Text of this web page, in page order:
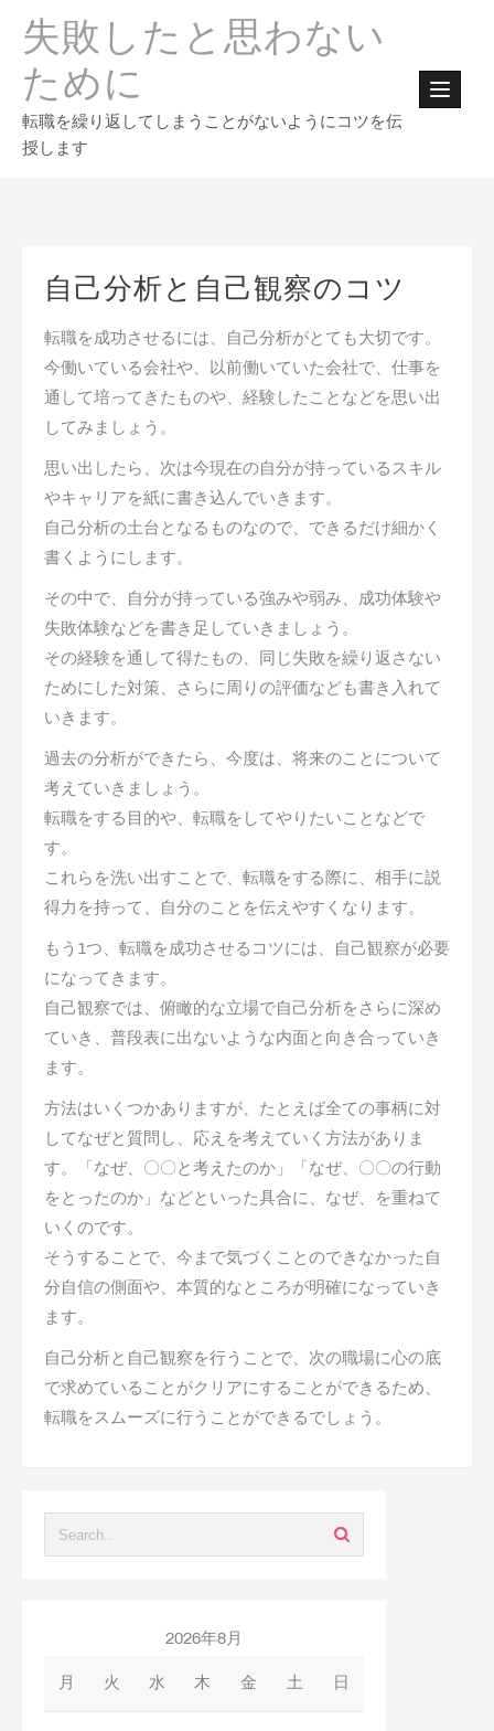
content
失敗したと思わない
ために
転職を繰り返してしまうことがないようにコツを伝
授します
自己分析と自己観察のコツ
転職を成功させるには、自己分析がとても大切です。
今働いている会社や、以前働いていた会社で、仕事を
通して培ってきたものや、経験したことなどを思い出
してみましょう。
思い出したら、次は今現在の自分が持っているスキル
やキャリアを紙に書き込んでいきます。
自己分析の土台となるものなので、できるだけ細かく
書くようにします。
その中で、自分が持っている強みや弱み、成功体験や
失敗体験などを書き足していきましょう。
その経験を通して得たもの、同じ失敗を繰り返さない
ためにした対策、さらに周りの評価なども書き入れて
いきます。
過去の分析ができたら、今度は、将来のことについて
考えていきましょう。
転職をする目的や、転職をしてやりたいことなどで
す。
これらを洗い出すことで、転職をする際に、相手に説
得力を持って、自分のことを伝えやすくなります。
もう1つ、転職を成功させるコツには、自己観察が必要
になってきます。
自己観察では、俯瞰的な立場で自己分析をさらに深め
ていき、普段表に出ないような内面と向き合っていき
ます。
方法はいくつかありますが、たとえば全ての事柄に対
してなぜと質問し、応えを考えていく方法がありま
す。「なぜ、〇〇と考えたのか」「なぜ、〇〇の行動
をとったのか」などといった具合に、なぜ、を重ねて
いくのです。
そうすることで、今まで気づくことのできなかった自
分自信の側面や、本質的なところが明確になっていき
ます。
自己分析と自己観察を行うことで、次の職場に心の底
で求めていることがクリアにすることができるため、
転職をスムーズに行うことができるでしょう。
2026年8月
月 火 水 木 金 土 日